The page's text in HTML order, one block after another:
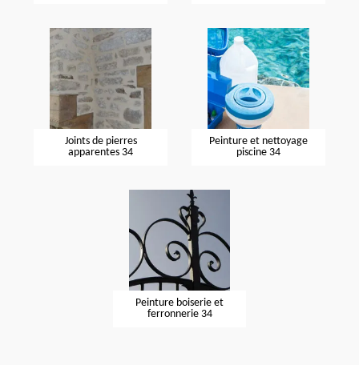
Joints de pierres
apparentes 34
Peinture et nettoyage
piscine 34
Peinture boiserie et
ferronnerie 34